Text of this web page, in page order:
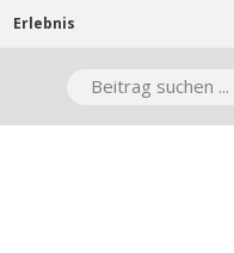
Erlebnis